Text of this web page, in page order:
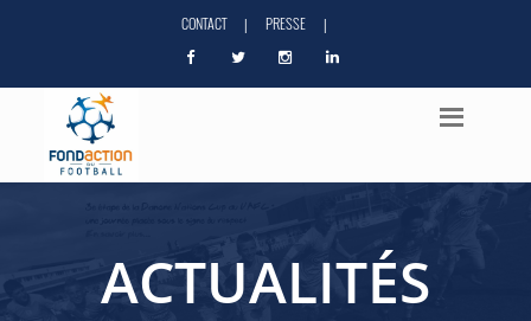
CONTACT | PRESSE |
ACTUALITÉS